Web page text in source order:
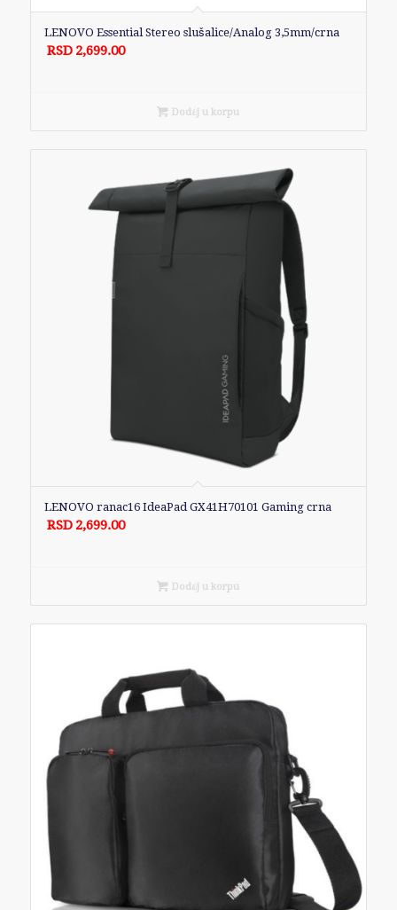
LENOVO Essential Stereo slušalice/Analog 3,5mm/crna
RSD 2,699.00
Dodaj u korpu
LENOVO ranac16 IdeaPad GX41H70101 Gaming crna
RSD 2,699.00
Dodaj u korpu